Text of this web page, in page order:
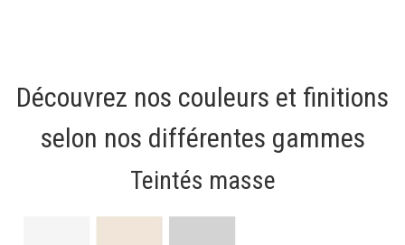
Découvrez nos couleurs et finitions
selon nos différentes gammes
Teintés masse